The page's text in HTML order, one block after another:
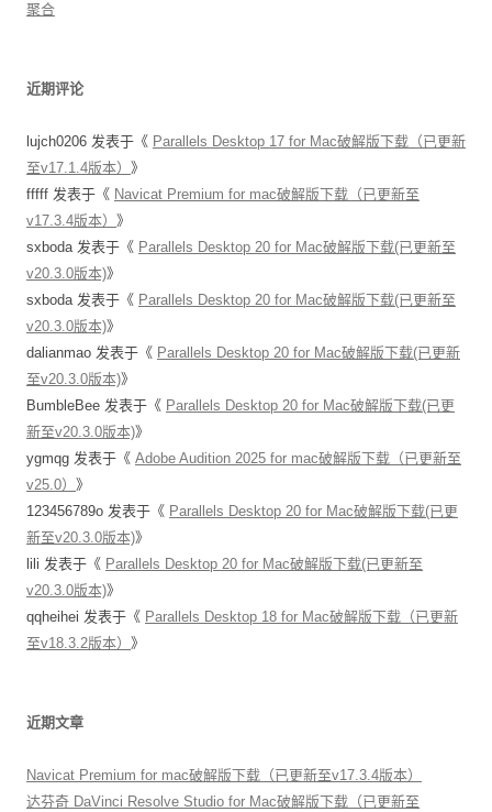
聚合
近期评论
lujch0206 发表于《 Parallels Desktop 17 for Mac破解版下载（已更新
至v17.1.4版本） 》
fffff 发表于《 Navicat Premium for mac破解版下载（已更新至
v17.3.4版本） 》
sxboda发表于《 Parallels Desktop 20 for Mac破解版下载(已更新至
v20.3.0版本)》
sxboda发表于《 Parallels Desktop 20 for Mac破解版下载(已更新至
v20.3.0版本)》
dalianmao 发表于《 Parallels Desktop 20 for Mac破解版下载(已更新
至v20.3.0版本)》
BumbleBee 发表于《 Parallels Desktop 20 for Mac破解版下载(已更
新至v20.3.0版本)》
ygmqg 发表于《 Adobe Audition 2025 for mac破解版下载（已更新至
v25.0） 》
123456789o 发表于《 Parallels Desktop 20 for Mac破解版下载(已更
新至v20.3.0版本)》
lili 发表于《 Parallels Desktop 20 for Mac破解版下载(已更新至
v20.3.0版本)》
qqheihei 发表于《 Parallels Desktop 18 for Mac破解版下载（已更新
至v18.3.2版本） 》
近期文章
Navicat Premium for mac破解版下载（已更新至v17.3.4版本）
达芬奇 DaVinci Resolve Studio for Mac破解版下载（已更新至